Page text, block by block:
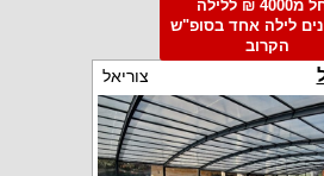
החל מ4000 ₪ ללילה
לילה אחד בסופ"ש
הקרוב
צוריאל